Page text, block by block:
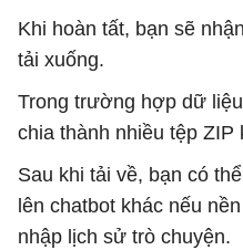
Khi hoàn tất, bạn sẽ
tải xuống.
Trong trường hợp dữ
chia thành nhiều tệp ZIP
Sau khi tải về, bạn có
lên chatbot khác nếu
nhập lịch sử trò chuyện.